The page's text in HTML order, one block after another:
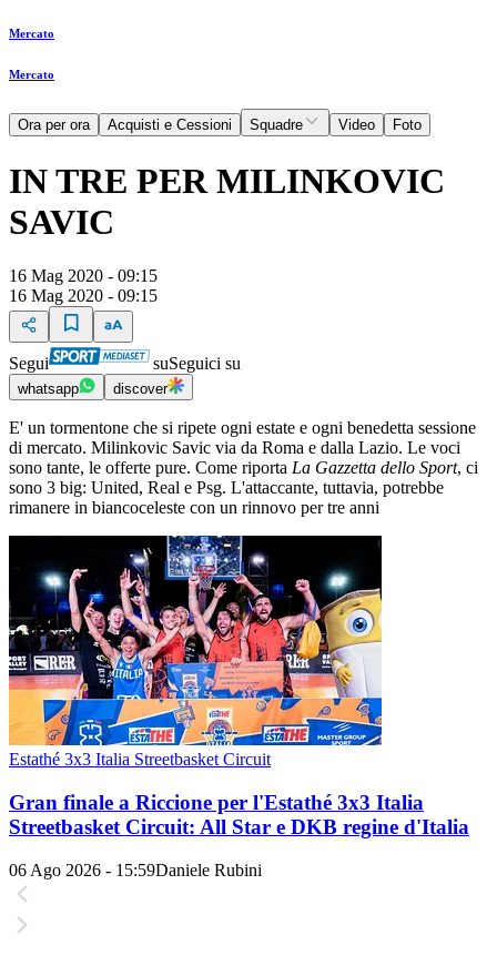
Mercato
Mercato
Ora per ora Acquisti e Cessioni Squadre Video Foto
IN TRE PER MILINKOVIC
SAVIC
16 Mag 2020 - 09:15
16 Mag 2020 - 09:15
Segui suSeguici su
whatsapp discover
E' un tormentone che si ripete ogni estate e ogni benedetta sessione
di mercato. Milinkovic Savic via da Roma e dalla Lazio. Le voci
sono tante, le offerte pure. Come riporta La Gazzetta dello Sport, ci
sono 3 big: United, Real e Psg. L'attaccante, tuttavia, potrebbe
rimanere in biancoceleste con un rinnovo per tre anni
Estathé 3x3 Italia Streetbasket Circuit
Gran finale a Riccione per l'Estathé 3x3 Italia
Streetbasket Circuit: All Star e DKB regine d'Italia
06 Ago 2026 - 15:59Daniele Rubini